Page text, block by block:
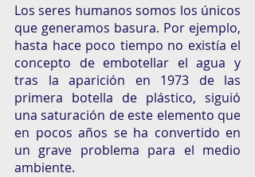
Los seres humanos somos los únicos
que generamos basura. Por ejemplo,
hasta hace poco tiempo no existía el
concepto de embotellar el agua y
tras la aparición en 1973 de las
primera botella de plástico, siguió
una saturación de este elemento que
en pocos años se ha convertido en
un grave problema para el medio
ambiente.